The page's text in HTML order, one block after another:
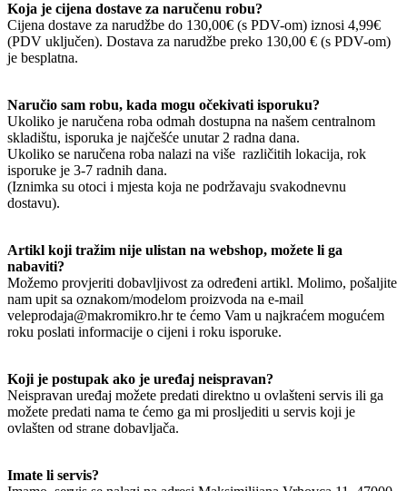
Koja je cijena dostave za naručenu robu?
Cijena dostave za narudžbe do 130,00€ (s PDV-om) iznosi 4,99€
(PDV uključen). Dostava za narudžbe preko 130,00 € (s PDV-om)
je besplatna.
Naručio sam robu, kada mogu očekivati isporuku?
Ukoliko je naručena roba odmah dostupna na našem centralnom
skladištu, isporuka je najčešće unutar 2 radna dana.
Ukoliko se naručena roba nalazi na više različitih lokacija, rok
isporuke je 3-7 radnih dana.
(Iznimka su otoci i mjesta koja ne podržavaju svakodnevnu
dostavu).
Artikl koji tražim nije ulistan na webshop, možete li ga
nabaviti?
Možemo provjeriti dobavljivost za određeni artikl. Molimo, pošaljite
nam upit sa oznakom/modelom proizvoda na e-mail
veleprodaja@makromikro.hr te ćemo Vam u najkraćem mogućem
roku poslati informacije o cijeni i roku isporuke.
Koji je postupak ako je uređaj neispravan?
Neispravan uređaj možete predati direktno u ovlašteni servis ili ga
možete predati nama te ćemo ga mi prosljediti u servis koji je
ovlašten od strane dobavljača.
Imate li servis?